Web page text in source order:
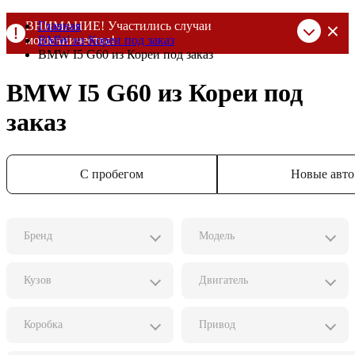
ВНИМАНИЕ! Участились случаи
мошенничества!
Компания DSS Group принимает оплату за свои услуги только
При любых подозрениях, свяжитесь с нами по официальным
контактам , указанным в соц сетях и на сайте
Главная
BMW из Кореи под заказ
BMW I5 G60 из Кореи под заказ
BMW I5 G60 из Кореи под
заказ
С пробегом Новые авто
Бренд Модель
Двигатель
Коробка Привод
Кузов